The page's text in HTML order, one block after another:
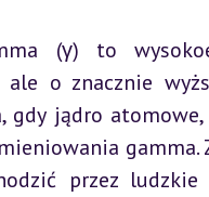
(γ) to
ale o znacznie
jądro
przez